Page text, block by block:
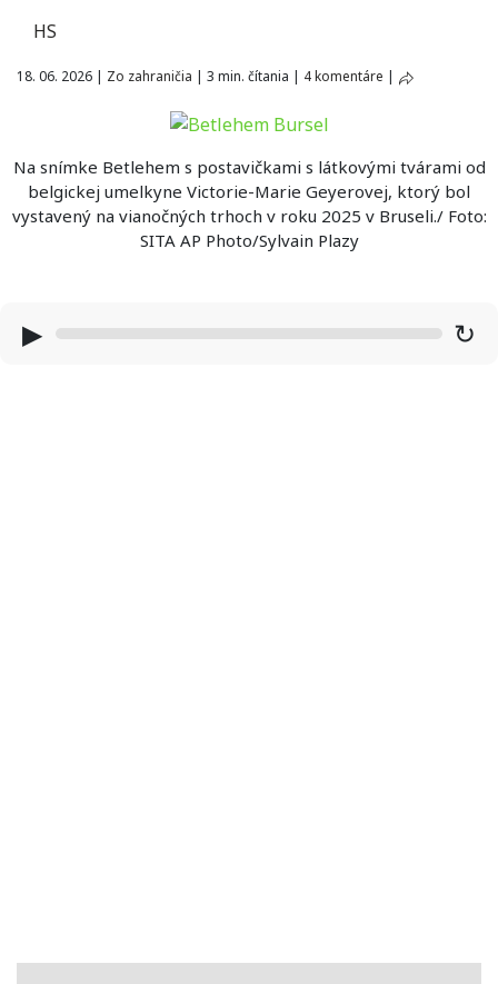
HS
18. 06. 2026 | Zo zahraničia | 3 min. čítania | 4 komentáre |
Na snímke Betlehem s postavičkami s látkovými tvárami od
belgickej umelkyne Victorie-Marie Geyerovej, ktorý bol
vystavený na vianočných trhoch v roku 2025 v Bruseli./ Foto:
SITA AP Photo/Sylvain Plazy
▶ ↻